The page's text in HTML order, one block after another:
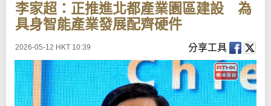
李家超：正推進北都產業園區建設 為
具身智能產業發展配齊硬件
2026-05-12 HKT 10:39 分享工具